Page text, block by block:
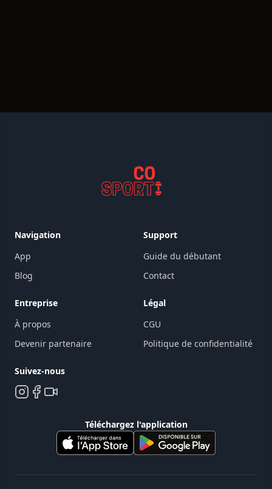
Navigation
App
Blog
Support
Guide du débutant
Contact
Entreprise
À propos
Devenir partenaire
Légal
CGU
Politique de confidentialité
Suivez-nous
Téléchargez l'application